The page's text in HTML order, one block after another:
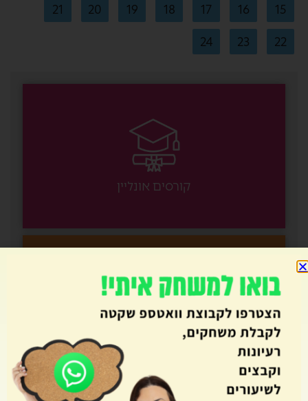
15
16
17
18
19
20
21
22
23
24
קורסים אונליין
סדנאות והשתלמויות